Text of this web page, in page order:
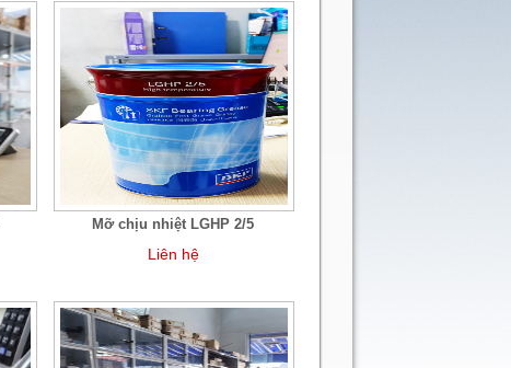
Mỡ chịu nhiệt LGHP 2/5
Liên hệ